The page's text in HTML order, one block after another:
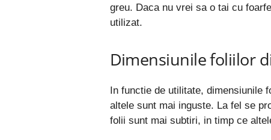
greu. Daca nu vrei sa o tai cu
utilizat.
Dimensiunile foliilor
In functie de utilitate, dimensiunile
altele sunt mai inguste. La fel se
folii sunt mai subtiri, in timp ce